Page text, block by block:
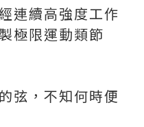
連續高強度工作
極限運動類節
弦，不知何時便